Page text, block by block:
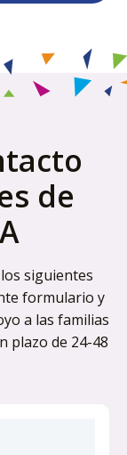
de
siguientes
formulario y
a las familias
plazo de 24-48